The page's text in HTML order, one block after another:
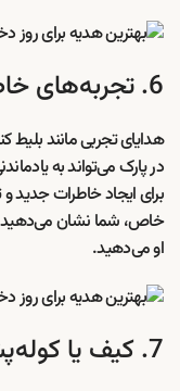
6. تجربه‌های خاص
هدایای تجربی مانند
در پارک می‌تواند به
برای ایجاد خاطرات جدید
خاص، شما نشان می‌دهید
او می‌دهید.
7. کیف یا کوله‌پشتی